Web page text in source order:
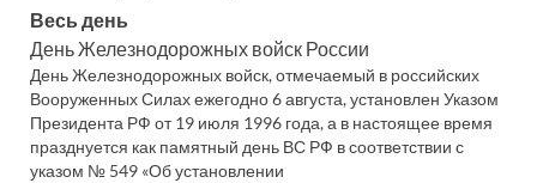
Весь день
День Железнодорожных войск России
День Железнодорожных войск, отмечаемый в российских
Вооруженных Силах ежегодно 6 августа, установлен Указом
Президента РФ от 19 июля 1996 года, а в настоящее время
празднуется как памятный день ВС РФ в соответствии с
указом № 549 «Об установлении